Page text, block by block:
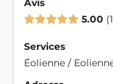
Avis
5.00 1
Services
Éolienne /